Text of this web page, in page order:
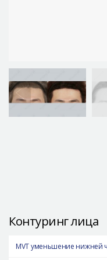
Контуринг лица
MVT уменьшение нижней